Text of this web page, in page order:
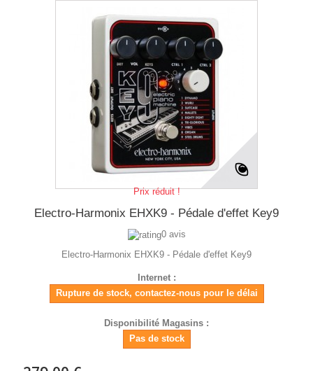
Prix réduit !
Electro-Harmonix EHXK9 - Pédale d'effet Key9
0 avis
Electro-Harmonix EHXK9 - Pédale d'effet Key9
Internet :
Rupture de stock, contactez-nous pour le délai
Disponibilité Magasins :
Pas de stock